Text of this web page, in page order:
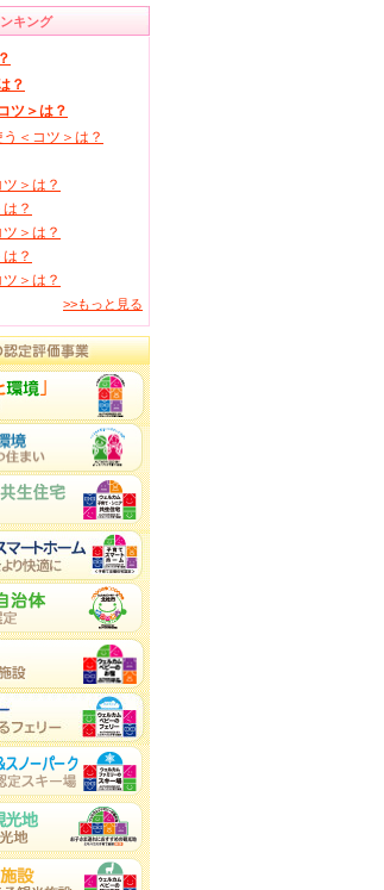
キング
？
ツ＞は？
＜コツ＞は？
＞は？
？
＞は？
？
＞は？
>>もっと見る